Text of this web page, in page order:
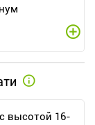
высотой 16-